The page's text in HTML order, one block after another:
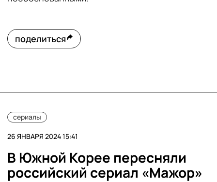
поделиться
сериалы
26 ЯНВАРЯ 2024 15:41
В Южной Корее пересняли
российский сериал «Мажор»